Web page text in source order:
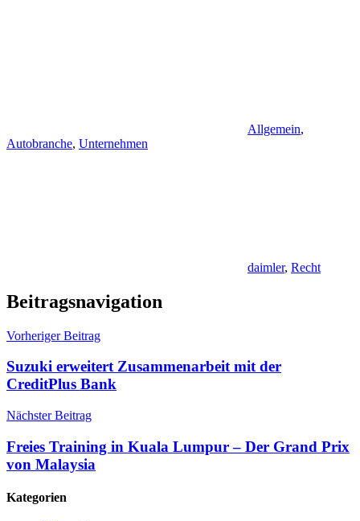
Allgemein,
Autobranche, Unternehmen
daimler, Recht
Beitragsnavigation
Vorheriger Beitrag
Suzuki erweitert Zusammenarbeit mit der
CreditPlus Bank
Nächster Beitrag
Freies Training in Kuala Lumpur – Der Grand Prix
von Malaysia
Kategorien